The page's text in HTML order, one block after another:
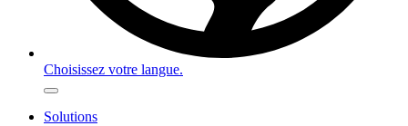
Choisissez votre langue.
Solutions